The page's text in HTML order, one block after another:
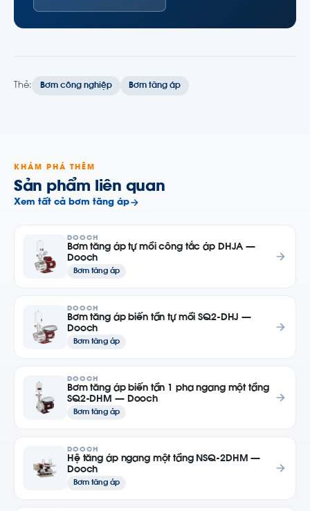
Thẻ: Bơm công nghiệp Bơm tăng áp
KHÁM PHÁ THÊM
Sản phẩm liên quan
Xem tất cả bơm tăng áp
DOOCH
Bơm tăng áp tự mồi công tắc áp DHJA —
Dooch
Bơm tăng áp
DOOCH
Bơm tăng áp biến tần tự mồi SQ2-DHJ —
Dooch
Bơm tăng áp
DOOCH
Bơm tăng áp biến tần 1 pha ngang một tầng
SQ2-DHM — Dooch
Bơm tăng áp
DOOCH
Hệ tăng áp ngang một tầng NSQ-2DHM —
Dooch
Bơm tăng áp